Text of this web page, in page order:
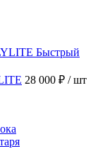
Быстрый
28 000 ₽ / шт